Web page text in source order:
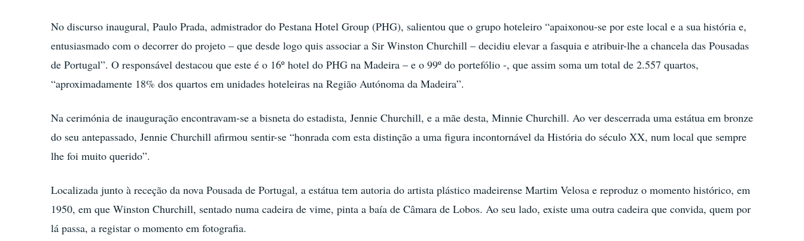
No discurso inaugural, Paulo Prada, admistrador do Pestana Hotel Group (PHG), salientou que o grupo hoteleiro “apaixonou-se por este local e a sua história e,
entusiasmado com o decorrer do projeto – que desde logo quis associar a Sir Winston Churchill – decidiu elevar a fasquia e atribuir-lhe a chancela das Pousadas
de Portugal”. O responsável destacou que este é o 16º hotel do PHG na Madeira – e o 99º do portefólio -, que assim soma um total de 2.557 quartos,
“aproximadamente 18% dos quartos em unidades hoteleiras na Região Autónoma da Madeira”.
Na cerimónia de inauguração encontravam-se a bisneta do estadista, Jennie Churchill, e a mãe desta, Minnie Churchill. Ao ver descerrada uma estátua em bronze
do seu antepassado, Jennie Churchill afirmou sentir-se “honrada com esta distinção a uma figura incontornável da História do século XX, num local que sempre
lhe foi muito querido”.
Localizada junto à receção da nova Pousada de Portugal, a estátua tem autoria do artista plástico madeirense Martim Velosa e reproduz o momento histórico, em
1950, em que Winston Churchill, sentado numa cadeira de vime, pinta a baía de Câmara de Lobos. Ao seu lado, existe uma outra cadeira que convida, quem por
lá passa, a registar o momento em fotografia.